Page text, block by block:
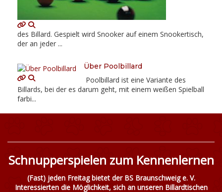
des Billard. Gespielt wird Snooker auf einem Snookertisch,
der an jeder ...
Über Poolbillard
Poolbillard ist eine Variante des
Billards, bei der es darum geht, mit einem weißen Spielball
farbi...
Schnupperspielen zum Kennenlernen
(Fast) jeden Freitag bietet der BS Braunschweig e. V.
Interessierten die Möglichkeit, sich an unseren Billardtischen